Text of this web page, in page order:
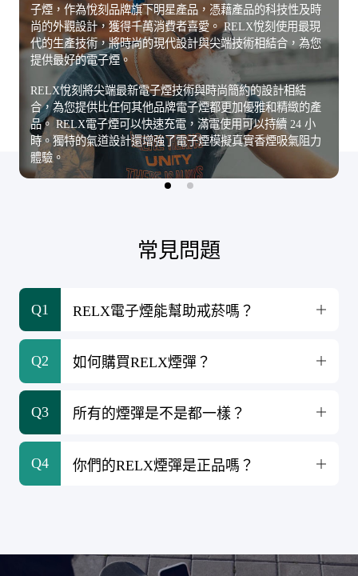
RELX悅刻經典設備由高強度和耐用的鋁合金製成。煙彈外
殼材質為美國伊士曼公司生產的PCTG，主要用於製作航空
杯、奶瓶等，耐高溫，不會釋放有害物質，使用無後顧之
憂。
我們主要售賣RELX悅刻煙彈，包括RELX一代煙彈，四代煙
彈和五代煙彈，口味齊全，質量保障，所有商品均會定期補
充，歡迎在線購買。
子煙，作為悅刻品牌旗下明星產品，憑藉產品的科技性及時
尚的外觀設計，獲得千萬消費者喜愛。 RELX悅刻使用最現
代的生產技術，將時尚的現代設計與尖端技術相結合，為您
提供最好的電子煙。
RELX悅刻將尖端最新電子煙技術與時尚簡約的設計相結
合，為您提供比任何其他品牌電子煙都更加優雅和精緻的產
品。 RELX電子煙可以快速充電，滿電使用可以持續 24 小
時。獨特的氣道設計還增強了電子煙模擬真實香煙吸氣阻力
體驗。
RELX悅刻經典設備由高強度和耐用的鋁合金製成。煙彈外
殼材質為美國伊士曼公司生產的PCTG，主要用於製作航空
杯、奶瓶等，耐高溫，不會釋放有害物質，使用無後顧之
憂。
我們主要售賣RELX悅刻煙彈，包括RELX一代煙彈，四代煙
彈和五代煙彈，口味齊全，質量保障，所有商品均會定期補
充，歡迎在線購買。
子煙，作為悅刻品牌旗下明星產品，憑藉產品的科技性及時
尚的外觀設計，獲得千萬消費者喜愛。 RELX悅刻使用最現
代的生產技術，將時尚的現代設計與尖端技術相結合，為您
提供最好的電子煙。
RELX悅刻將尖端最新電子煙技術與時尚簡約的設計相結
合，為您提供比任何其他品牌電子煙都更加優雅和精緻的產
品。 RELX電子煙可以快速充電，滿電使用可以持續 24 小
時。獨特的氣道設計還增強了電子煙模擬真實香煙吸氣阻力
體驗。
常見問題
Q1 RELX電子煙能幫助戒菸嗎？ 
Q2 如何購買RELX煙彈？ 
Q3 所有的煙彈是不是都一樣？ 
Q4 你們的RELX煙彈是正品嗎？ 